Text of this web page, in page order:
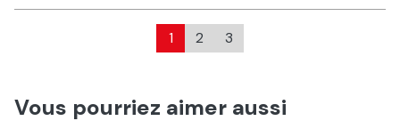
1 2 3
Vous pourriez aimer aussi